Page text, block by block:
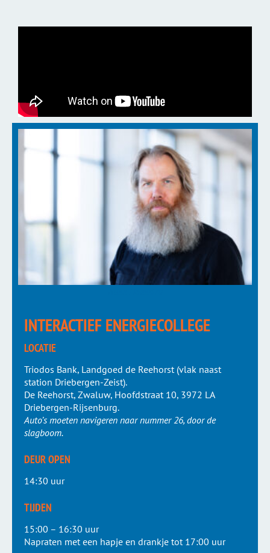
INTERACTIEF ENERGIECOLLEGE
LOCATIE
Triodos Bank, Landgoed de Reehorst (vlak naast
station Driebergen-Zeist).
De Reehorst, Zwaluw, Hoofdstraat 10, 3972 LA
Driebergen-Rijsenburg.
Auto’s moeten navigeren naar nummer 26, door de
slagboom.
DEUR OPEN
14:30 uur
TIJDEN
15:00 – 16:30 uur
Napraten met een hapje en drankje tot 17:00 uur